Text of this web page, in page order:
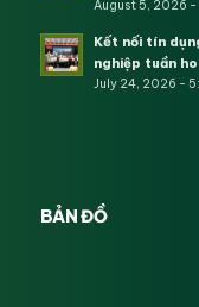
August 5, 2026 -
Kết nối tín
nghiệp tuần
July 24, 2026 -
BẢN ĐỒ